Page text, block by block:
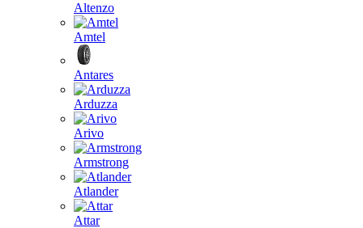
Altenzo
Amtel
Antares
Arduzza
Arivo
Armstrong
Atlander
Attar